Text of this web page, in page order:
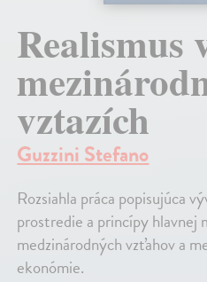
Realismus
vztazích
Guzzini Stefano
Rozsiahla práca popisujúca
prostredie a princípy hlavnej
medzinárodných vzťahov a
ekonómie.